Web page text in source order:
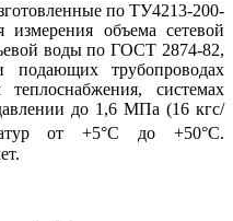
по ТУ4213-200-
измерения объема сетевой
воды по ГОСТ 2874-82,
трубопроводах
системах
до 1,6 МПа (16 кгс/
от +5°С до +50°С.